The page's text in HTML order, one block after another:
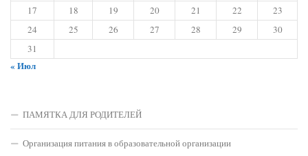
17
18 19 20 21 22
23
24
25 26 27 28 29
30
31
« Июл
ПАМЯТКА ДЛЯ РОДИТЕЛЕЙ
Организация питания в образовательной организации